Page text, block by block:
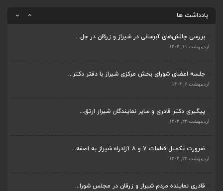
یادداشت ها
بررسی چالش‌های آبرسانی در شیراز و زرقان در جل...
اردیبهشت ۱۱, ۱۴۰۴
جلسه اعضای شورای بخش مرکزی شیراز با دفتر دکتر...
اردیبهشت ۶, ۱۴۰۴
پیگیری دکتر قادری و سایر نمایندگان شیراز ارتق...
اردیبهشت ۲۳, ۱۴۰۴
ضرورت تکمیل قطعات ۷ و ۸ آزادراه شیراز به اصفه...
اردیبهشت ۲۳, ۱۴۰۴
قادری نماینده مردم شیراز و زرقان در مجلس شورا...